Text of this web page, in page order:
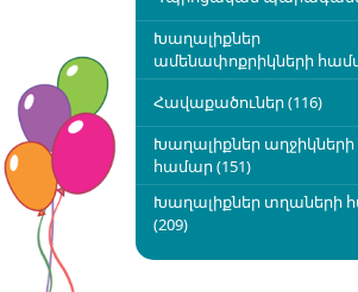
Խաղալիքներ
ամենափոքրիկների
Հավաքածուներ (116)
Խաղալիքներ աղջիկների
համար (151)
Խաղալիքներ տղաների
(209)